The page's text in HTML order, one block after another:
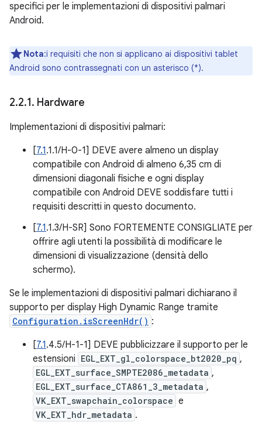
specifici per le implementazioni di dispositivi palmari
Android.
Nota:i requisiti che non si applicano ai dispositivi tablet
Android sono contrassegnati con un asterisco (*).
2.2.1. Hardware
Implementazioni di dispositivi palmari:
[7.1.1.1/H-0-1] DEVE avere almeno un display
compatibile con Android di almeno 6,35 cm di
dimensioni diagonali fisiche e ogni display
compatibile con Android DEVE soddisfare tutti i
requisiti descritti in questo documento.
[7.1.1.3/H-SR] Sono FORTEMENTE CONSIGLIATE per
offrire agli utenti la possibilità di modificare le
dimensioni di visualizzazione (densità dello
schermo).
Se le implementazioni di dispositivi palmari dichiarano il
supporto per display High Dynamic Range tramite
Configuration.isScreenHdr() :
[7.1.4.5/H-1-1] DEVE pubblicizzare il supporto per le
estensioni EGL_EXT_gl_colorspace_bt2020_pq ,
EGL_EXT_surface_SMPTE2086_metadata ,
EGL_EXT_surface_CTA861_3_metadata ,
VK_EXT_swapchain_colorspace e
VK_EXT_hdr_metadata .